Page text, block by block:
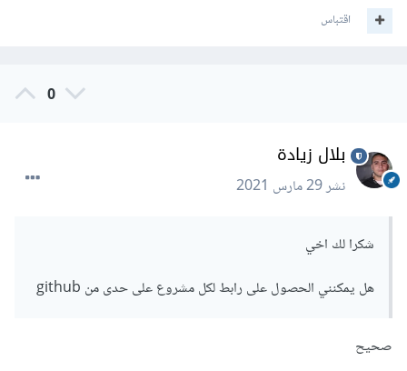
اقتباس
0
بلال زيادة
نشر29 مارس 2021
شكرا لك اخي
هل يمكنني الحصول على رابط لكل مشروع على حدى من github
صحيح